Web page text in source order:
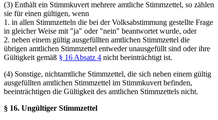
(3) Enthält ein Stimmkuvert mehrere amtliche Stimmzettel, so zählen
sie für einen gültigen, wenn
1. in allen Stimmzetteln die bei der Volksabstimmung gestellte Frage
in gleicher Weise mit "ja" oder "nein" beantwortet wurde, oder
2. neben einem gültig ausgefüllten amtlichen Stimmzettel die
übrigen amtlichen Stimmzettel entweder unausgefüllt sind oder ihre
Gültigkeit gemäß § 16 Absatz 4 nicht beeinträchtigt ist.
(4) Sonstige, nichtamtliche Stimmzettel, die sich neben einem gültig
ausgefüllten amtlichen Stimmzettel im Stimmkuvert befinden,
beeinträchtigen die Gültigkeit des amtlichen Stimmzettels nicht.
§ 16. Ungültiger Stimmzettel